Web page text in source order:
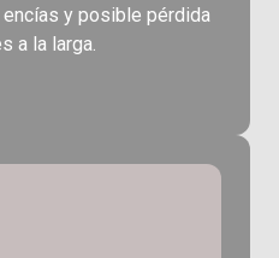
y posible pérdida
a la larga.